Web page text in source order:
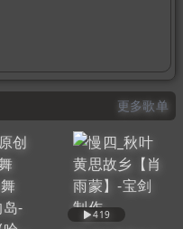
更多歌单
419